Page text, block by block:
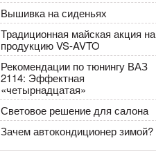
Вышивка на сиденьях
Традиционная майская акция на
продукцию VS-AVTO
Рекомендации по тюнингу ВАЗ
2114: Эффектная
«четырнадцатая»
Световое решение для салона
Зачем автокондиционер зимой?